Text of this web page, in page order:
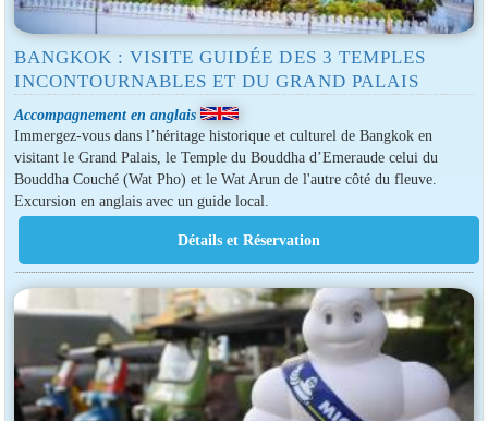
BANGKOK : VISITE GUIDÉE DES 3 TEMPLES
INCONTOURNABLES ET DU GRAND PALAIS
Accompagnement en anglais
Immergez-vous dans l’héritage historique et culturel de Bangkok en
visitant le Grand Palais, le Temple du Bouddha d’Emeraude celui du
Bouddha Couché (Wat Pho) et le Wat Arun de l'autre côté du fleuve.
Excursion en anglais avec un guide local.